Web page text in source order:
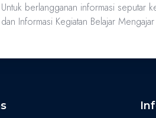
Untuk berlangganan informasi seputar
dan Informasi Kegiatan Belajar Mengajar